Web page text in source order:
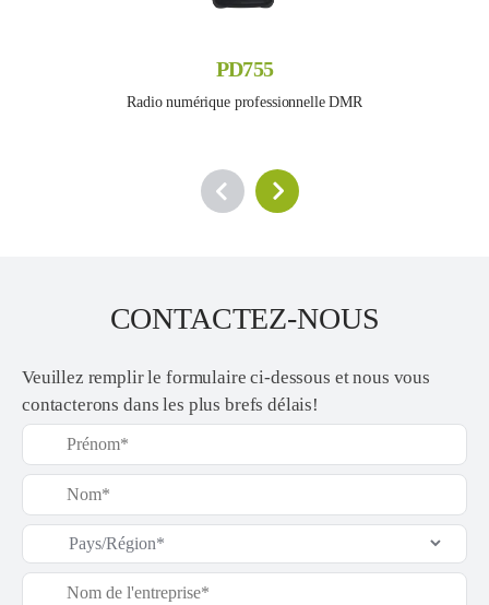
PD755
Radio numérique professionnelle DMR
CONTACTEZ-NOUS
Veuillez remplir le formulaire ci-dessous et nous vous
contacterons dans les plus brefs délais!